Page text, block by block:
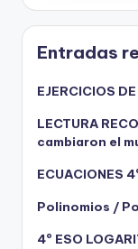
Entradas
EJERCICIOS
LECTURA
cambiaron el
ECUACIONES
Polinomios /
4º ESO